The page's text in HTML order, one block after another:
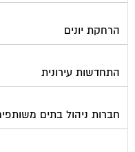
הרחקת יונים
התחדשות עירונית
חברות ניהול בתים